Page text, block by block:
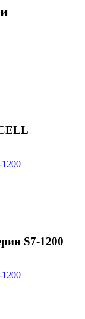
S7-1200